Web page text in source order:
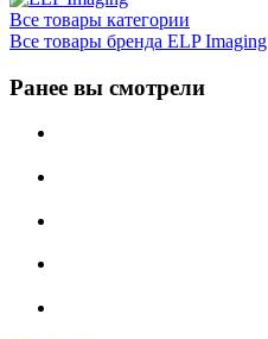
Все товары категории
Все товары бренда ELP Imaging
Ранее вы смотрели